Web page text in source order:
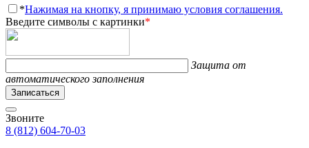
*Нажимая на кнопку, я принимаю условия соглашения.
Введите символы с картинки*
Защита от
автоматического заполнения
Записаться
Звоните
8 (812) 604-70-03